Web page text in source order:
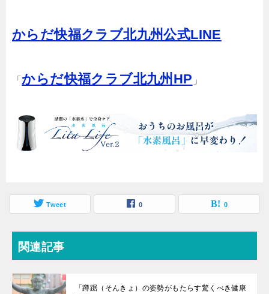
からだ快福クラブ北九州公式LINE
「からだ快福クラブ北九州HP 」
Tweet 0 0
関連記事
「蹲踞（そんきょ）の姿勢がもたらす驚くべき健康